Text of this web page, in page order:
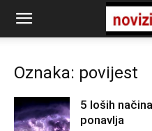
Oznaka: povijest
5 loših
ponavlja